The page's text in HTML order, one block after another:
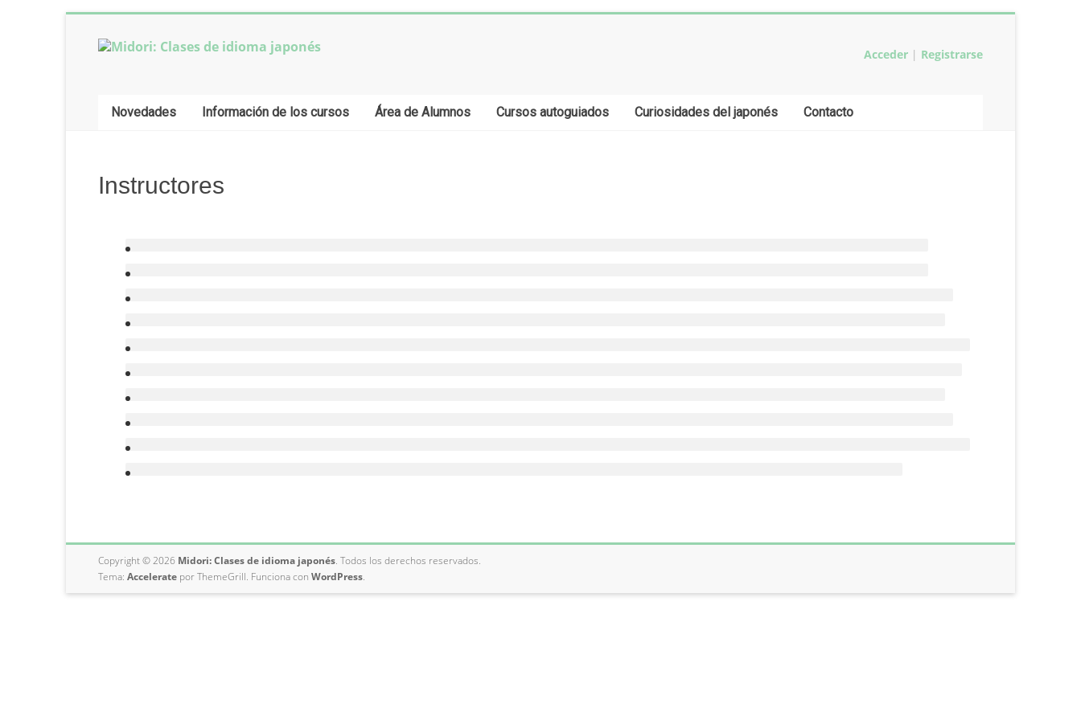
contenido
Midori:
de
japonés
online,
desde
Acceder | Registrarse
Novedades Información de los cursos Área de Alumnos Cursos autoguiados Curiosidades del japonés Contacto
Instructores
Copyright © 2026 Midori: Clases de idioma japonés. Todos los derechos reservados.
Tema: Accelerate por ThemeGrill. Funciona con WordPress.